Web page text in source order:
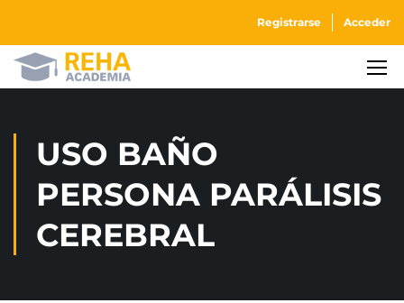
Registrarse Acceder
USO BAÑO
PERSONA PARÁLISIS
CEREBRAL